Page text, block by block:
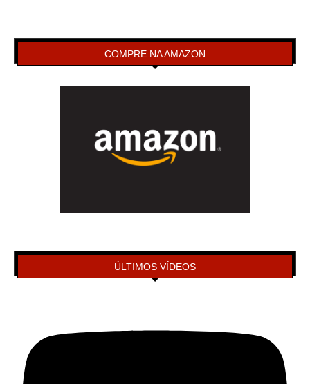
COMPRE NA AMAZON
ÚLTIMOS VÍDEOS